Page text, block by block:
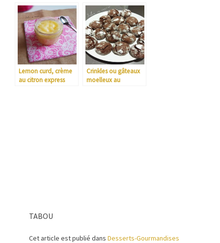
Lemon curd, crème
au citron express
Crinkles ou gâteaux
moelleux au
TABOU
Cet article est publié dans Desserts-Gourmandises